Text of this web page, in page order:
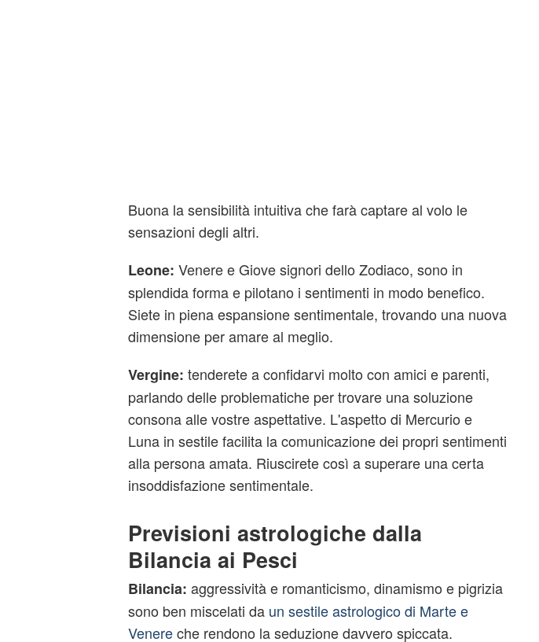
Buona la sensibilità intuitiva che farà captare al volo le
sensazioni degli altri.
Leone: Venere e Giove signori dello Zodiaco, sono in
splendida forma e pilotano i sentimenti in modo benefico.
Siete in piena espansione sentimentale, trovando una nuova
dimensione per amare al meglio.
Vergine: tenderete a confidarvi molto con amici e parenti,
parlando delle problematiche per trovare una soluzione
consona alle vostre aspettative. L'aspetto di Mercurio e
Luna in sestile facilita la comunicazione dei propri sentimenti
alla persona amata. Riuscirete così a superare una certa
insoddisfazione sentimentale.
Previsioni astrologiche dalla
Bilancia ai Pesci
Bilancia: aggressività e romanticismo, dinamismo e pigrizia
sono ben miscelati daun sestile astrologico di Marte e
Venereche rendono la seduzione davvero spiccata.